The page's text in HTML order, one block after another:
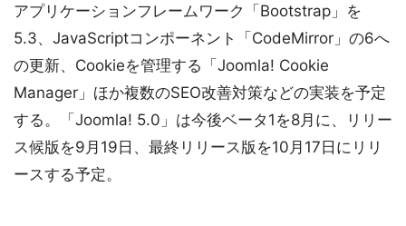
アプリケーションフレームワーク「Bootstrap」を
5.3、JavaScriptコンポーネント「CodeMirror」の6へ
の更新、Cookieを管理する「Joomla! Cookie
Manager」ほか複数のSEO改善対策などの実装を予定
する。「Joomla! 5.0」は今後ベータ1を8月に、リリー
ス候版を9月19日、最終リリース版を10月17日にリリ
ースする予定。